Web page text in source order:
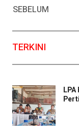
SEBELUM
TERKINI